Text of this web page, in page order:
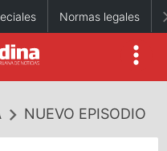
Normas legales
NUEVO EPISODIO